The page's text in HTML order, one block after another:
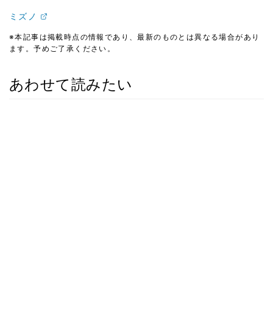
ミズノ
※本記事は掲載時点の情報であり、最新のものとは異なる場合があり
ます。予めご了承ください。
あわせて読みたい